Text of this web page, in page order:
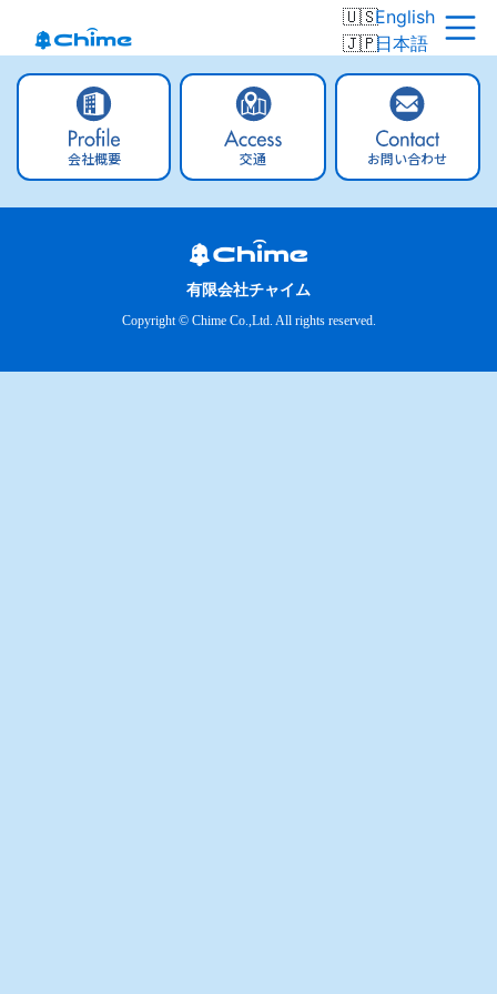
English
日本語
会社概要 交通 お問い合わせ
有限会社チャイム
Copyright © Chime Co.,Ltd. All rights reserved.